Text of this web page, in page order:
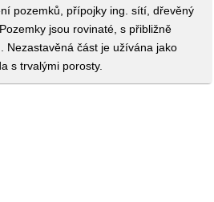
pozemků, přípojky ing. sítí, dřevěný
jsou rovinaté, s přibližně
Nezastavěná část je užívána jako
s trvalými porosty.